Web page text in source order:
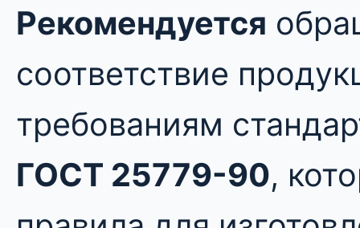
Рекомендуется
соответствие
требованиям
ГОСТ 25779-90,